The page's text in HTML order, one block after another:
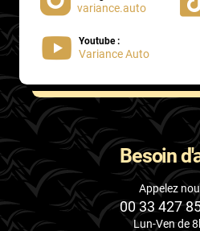
variance.auto
Youtube :
Variance Auto
Besoin
Appelez
00 33 427
Lun-Ven de